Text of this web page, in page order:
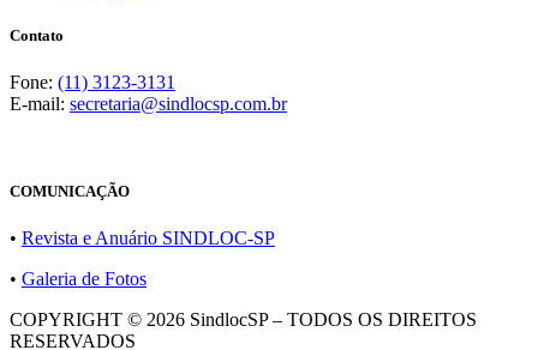
Contato
Fone: (11) 3123-3131
E-mail: secretaria@sindlocsp.com.br
COMUNICAÇÃO
• Revista e Anuário SINDLOC-SP
• Galeria de Fotos
COPYRIGHT © 2026 SindlocSP – TODOS OS DIREITOS
RESERVADOS